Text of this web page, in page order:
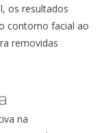
os resultados
contorno facial ao
removidas
na